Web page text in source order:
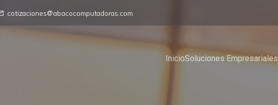
cotizaciones@abacocomputadoras.com
InicioSoluciones Empresariales